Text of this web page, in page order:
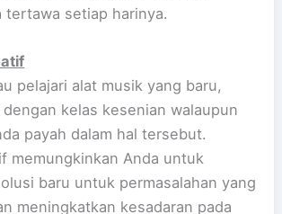
tertawa setiap harinya.
pelajari alat musik yang baru,
kelas kesenian walaupun
payah dalam hal tersebut.
memungkinkan Anda untuk
baru untuk permasalahan yang
meningkatkan kesadaran pada